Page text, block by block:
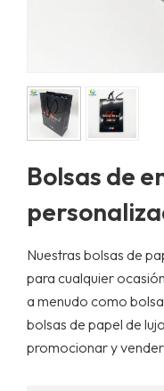
Bolsas de
Nuestras bolsas de
para cualquier
a menudo como
bolsas de papel de
promocionar y